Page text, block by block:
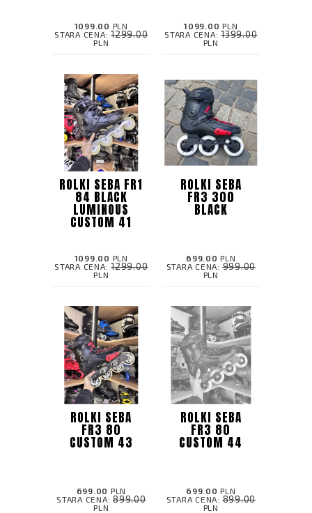
1099.00 PLN
STARA CENA:1299.00
PLN
1099.00 PLN
STARA CENA:1399.00
PLN
ROLKI SEBA FR1
84 BLACK
LUMINOUS
CUSTOM 41
1099.00 PLN
STARA CENA:1299.00
PLN
ROLKI SEBA
FR3 300
BLACK
699.00 PLN
STARA CENA:999.00
PLN
ROLKI SEBA
FR3 80
CUSTOM 43
699.00 PLN
STARA CENA: 899.00
PLN
ROLKI SEBA
FR3 80
CUSTOM 44
699.00 PLN
STARA CENA:899.00
PLN